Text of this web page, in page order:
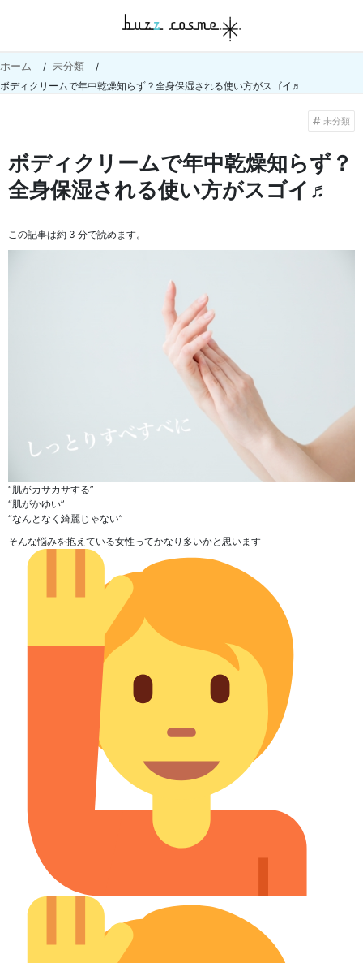
ホーム 未分類
ボディクリームで年中乾燥知らず？全身保湿される使い方がスゴイ♬
未分類
ボディクリームで年中乾燥知らず？
全身保湿される使い方がスゴイ♬
この記事は約 3 分で読めます。
“肌がカサカサする”
“肌がかゆい”
“なんとなく綺麗じゃない”
そんな悩みを抱えている女性ってかなり多いかと思います